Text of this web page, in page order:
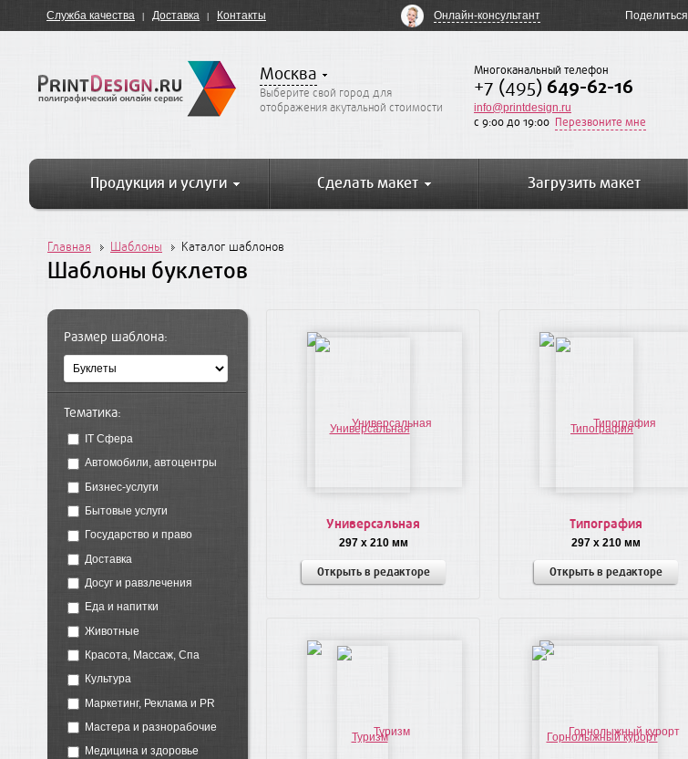
Служба качества Доставка Контакты Онлайн-консультант Поделиться
Москва
Выберите свой город для
отображения акутальной стоимости
Многоканальный телефон
+7 (495) 649-62-16
info@printdesign.ru
c 9:00 до 19:00 Перезвоните мне
Продукция и услуги Сделать макет Загрузить макет
Главная Шаблоны Каталог шаблонов
Шаблоны буклетов
Размер шаблона:
Тематика:
IT Сфера
Автомобили, автоцентры
Бизнес-услуги
Бытовые услуги
Государство и право
Доставка
Досуг и равзлечения
Еда и напитки
Животные
Красота, Массаж, Спа
Культура
Маркетинг, Реклама и PR
Мастера и разнорабочие
Медицина и здоровье
Универсальная
297 x 210 мм
Открыть в редакторе
Типография
297 x 210 мм
Открыть в редакторе